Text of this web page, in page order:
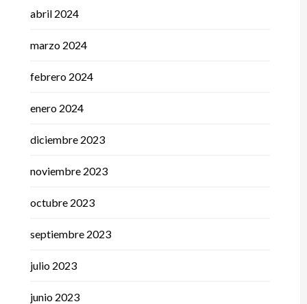
abril 2024
marzo 2024
febrero 2024
enero 2024
diciembre 2023
noviembre 2023
octubre 2023
septiembre 2023
julio 2023
junio 2023